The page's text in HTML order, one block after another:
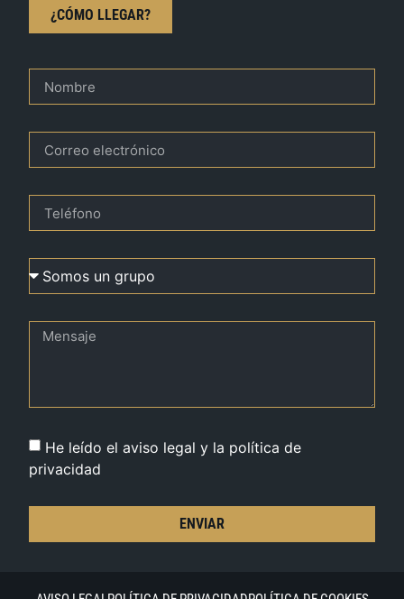
¿CÓMO LLEGAR?
He leído el aviso legal y la política de
privacidad
ENVIAR